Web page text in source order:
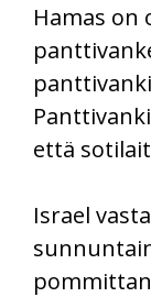
Hamas on
että
Israel